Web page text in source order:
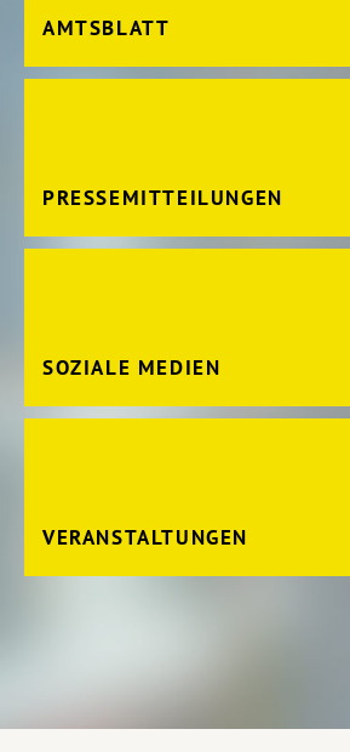
AMTSBLATT
PRESSEMITTEILUNGEN
SOZIALE MEDIEN
VERANSTALTUNGEN